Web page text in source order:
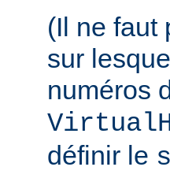
(Il ne faut
sur
numéros
définir le